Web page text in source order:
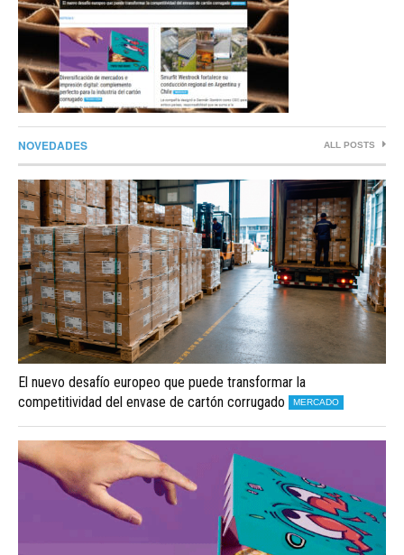
NOVEDADES ALL POSTS
El nuevo desafío europeo que puede transformar la
competitividad del envase de cartón corrugado
MERCADO